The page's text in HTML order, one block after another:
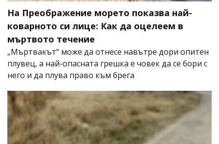
На Преображение морето показва най-
коварното си лице: Как да оцелеем в
мъртвото течение
„Мъртвакът“ може да отнесе навътре дори опитен
плувец, а най-опасната грешка е човек да се бори с
него и да плува право към брега